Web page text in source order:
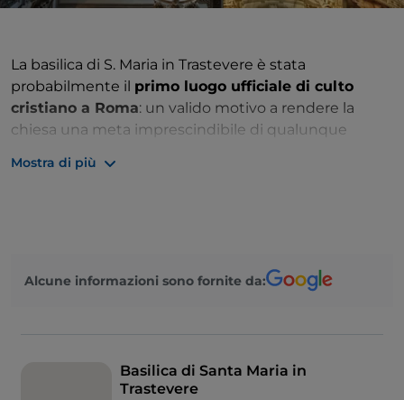
La basilica di S. Maria in Trastevere è stata
probabilmente il primo luogo ufficiale di culto
cristiano a Roma: un valido motivo a rendere la
chiesa una meta imprescindibile di qualunque
Secondo la leggenda, fu fatta edificare da papa
daimosaiciraffiguranti la “Vita della Vergine”
campanile del XII secolo. Spettacolare Il
Domenichino
Mostra di più
Alcune informazioni sono fornite da:
Basilica di Santa Maria in
Trastevere